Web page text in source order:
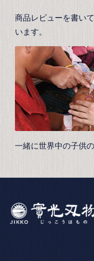
商品レビューを書い
います。
一緒に世界中の子供